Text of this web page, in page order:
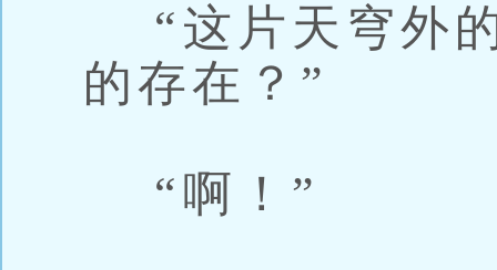
“这片天穹外
的存在？”
“啊！”